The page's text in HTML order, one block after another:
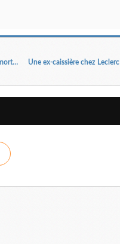
CHEFS D'ETAT ET MILIEUX D'AFFAIRES: Une collusion mortelle pour l'Afrique